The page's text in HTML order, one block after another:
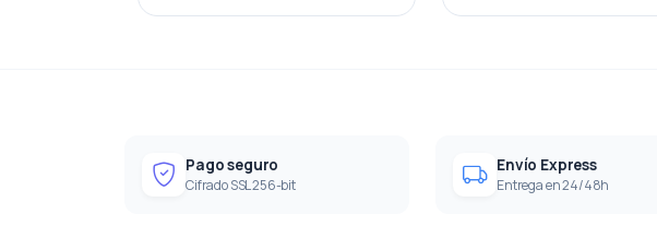
Pago seguro
Cifrado SSL 256-bit
Envío Express
Entrega en 24/48h